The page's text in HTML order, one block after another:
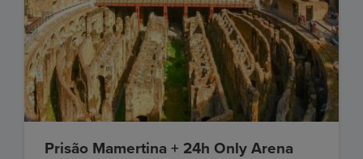
Prisão Mamertina + 24h Only Arena